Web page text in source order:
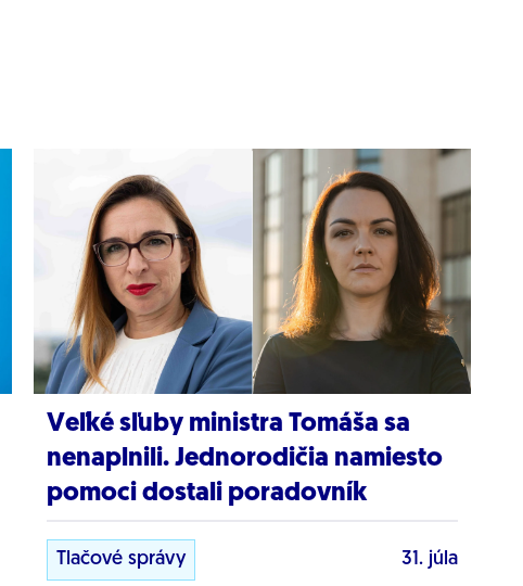
Veľké sľuby ministra Tomáša sa
nenaplnili. Jednorodičia namiesto
pomoci dostali poradovník
Tlačové správy 31. júla